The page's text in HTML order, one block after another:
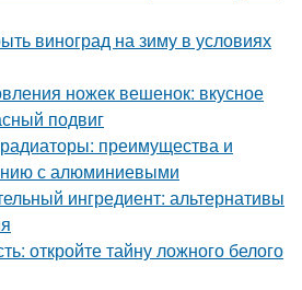
виноград на зиму в условиях
ножек вешенок: вкусное
подвиг
преимущества и
с алюминиевыми
ингредиент: альтернативы
откройте тайну ложного белого